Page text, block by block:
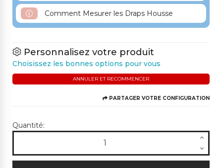
Comment Mesurer les Draps Housse
Personnalisez votre produit
Choisissez les bonnes options pour vous
ANNULER ET RECOMMENCER
PARTAGER VOTRE CONFIGURATION
Quantité: